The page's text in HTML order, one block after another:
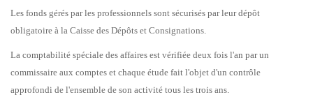
Les fonds gérés par les professionnels sont sécurisés par leur dépôt
obligatoire à la Caisse des Dépôts et Consignations.
La comptabilité spéciale des affaires est vérifiée deux fois l'an par un
commissaire aux comptes et chaque étude fait l'objet d'un contrôle
approfondi de l'ensemble de son activité tous les trois ans.